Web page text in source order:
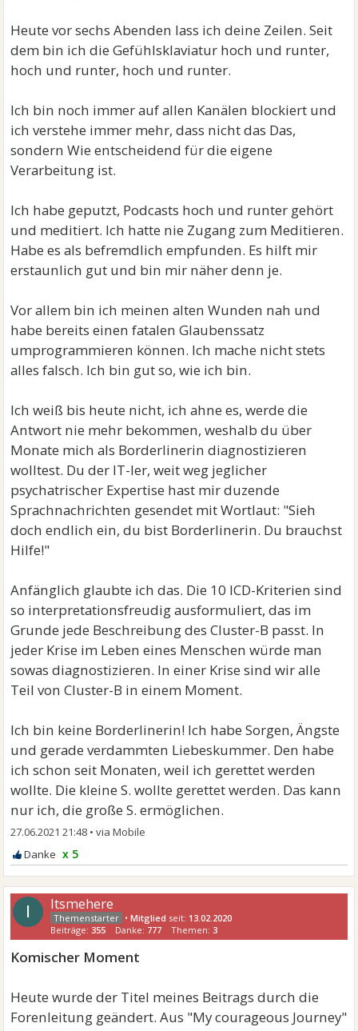
Heute vor sechs Abenden lass ich deine Zeilen. Seit
dem bin ich die Gefühlsklaviatur hoch und runter,
hoch und runter, hoch und runter.
Ich bin noch immer auf allen Kanälen blockiert und
ich verstehe immer mehr, dass nicht das Das,
sondern Wie entscheidend für die eigene
Verarbeitung ist.
Ich habe geputzt, Podcasts hoch und runter gehört
und meditiert. Ich hatte nie Zugang zum Meditieren.
Habe es als befremdlich empfunden. Es hilft mir
erstaunlich gut und bin mir näher denn je.
Vor allem bin ich meinen alten Wunden nah und
habe bereits einen fatalen Glaubenssatz
umprogrammieren können. Ich mache nicht stets
alles falsch. Ich bin gut so, wie ich bin.
Ich weiß bis heute nicht, ich ahne es, werde die
Antwort nie mehr bekommen, weshalb du über
Monate mich als Borderlinerin diagnostizieren
wolltest. Du der IT-ler, weit weg jeglicher
psychatrischer Expertise hast mir duzende
Sprachnachrichten gesendet mit Wortlaut: "Sieh
doch endlich ein, du bist Borderlinerin. Du brauchst
Hilfe!"
Anfänglich glaubte ich das. Die 10 ICD-Kriterien sind
so interpretationsfreudig ausformuliert, das im
Grunde jede Beschreibung des Cluster-B passt. In
jeder Krise im Leben eines Menschen würde man
sowas diagnostizieren. In einer Krise sind wir alle
Teil von Cluster-B in einem Moment.
Ich bin keine Borderlinerin! Ich habe Sorgen, Ängste
und gerade verdammten Liebeskummer. Den habe
ich schon seit Monaten, weil ich gerettet werden
wollte. Die kleine S. wollte gerettet werden. Das kann
nur ich, die große S. ermöglichen.
27.06.2021 21:48 •
x 5
I Itsmehere
•Mitglied seit: 13.02.2020
Beiträge:355 Danke: 777 Themen:3
Komischer Moment
Heute wurde der Titel meines Beitrags durch die
Forenleitung geändert. Aus "My courageous Journey"